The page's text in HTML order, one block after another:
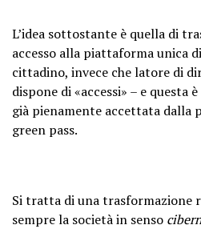
L’idea sottostante è quella di
accesso alla piattaforma unica
cittadino, invece che latore di
dispone di «accessi» – e questa
già pienamente accettata dalla
green pass.
Si tratta di una trasformazione
sempre la società in senso